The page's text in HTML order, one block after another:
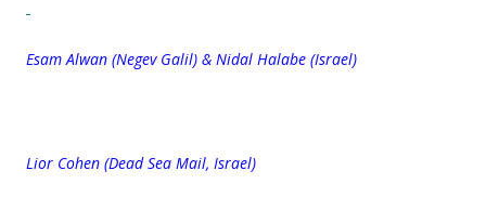
Esam Alwan (Negev Galil) & Nidal Halabe (Israel)
Lior Cohen (Dead Sea Mail, Israel)